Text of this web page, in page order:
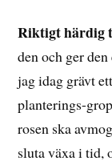
Riktigt härdig
den och ger
jag idag grävt
planterings-
rosen ska
sluta växa i tid,